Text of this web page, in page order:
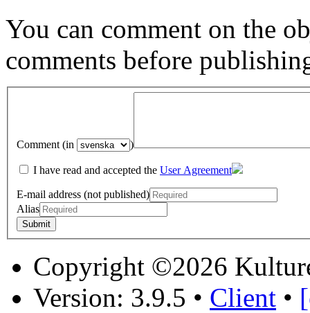
You can comment on the
comments before
Comment (in )
I have read and accepted the User Agreement
E-mail address (not published)
Alias
Copyright ©2026
Version: 3.9.5 • Client •